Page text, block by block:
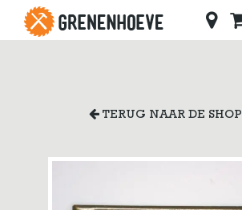
TERUG NAAR DE SHOP